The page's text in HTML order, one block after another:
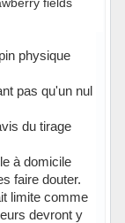
physique
pas qu'un nul
du tirage
à domicile
faire douter.
limite comme
devront y